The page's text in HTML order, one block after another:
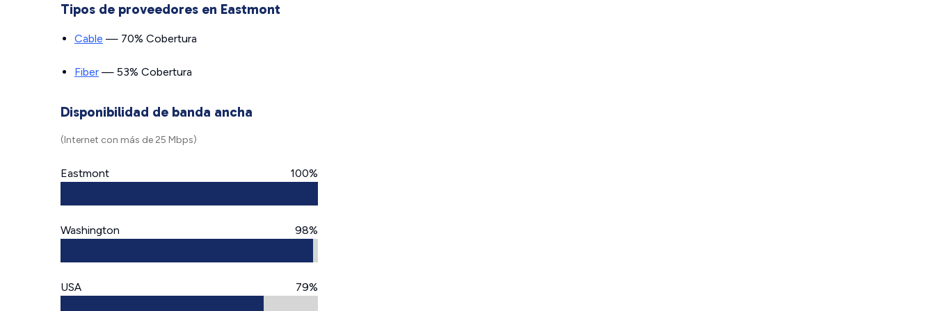
Tipos de proveedores en Eastmont
Cable — 70% Cobertura
Fiber — 53% Cobertura
Disponibilidad de banda ancha
(Internet con más de 25 Mbps)
Eastmont 100%
Washington 98%
USA 79%